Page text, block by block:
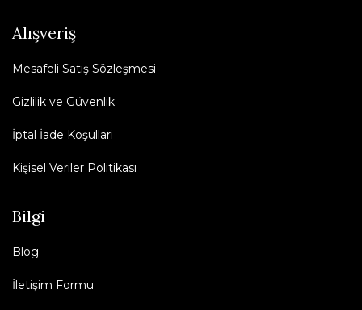
Alışveriş
Mesafeli Satış Sözleşmesi
Gizlilik ve Güvenlik
İptal İade Koşullari
Kişisel Veriler Politikası
Bilgi
Blog
İletişim Formu